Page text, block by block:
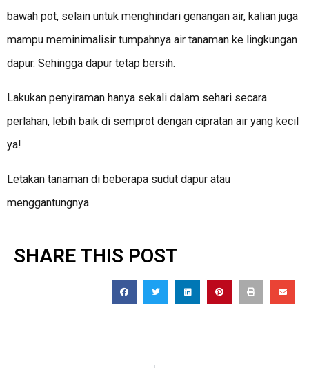
bawah pot, selain untuk menghindari genangan air, kalian juga
mampu meminimalisir tumpahnya air tanaman ke lingkungan
dapur. Sehingga dapur tetap bersih.
Lakukan penyiraman hanya sekali dalam sehari secara
perlahan, lebih baik di semprot dengan cipratan air yang kecil
ya!
Letakan tanaman di beberapa sudut dapur atau
menggantungnya.
SHARE THIS POST